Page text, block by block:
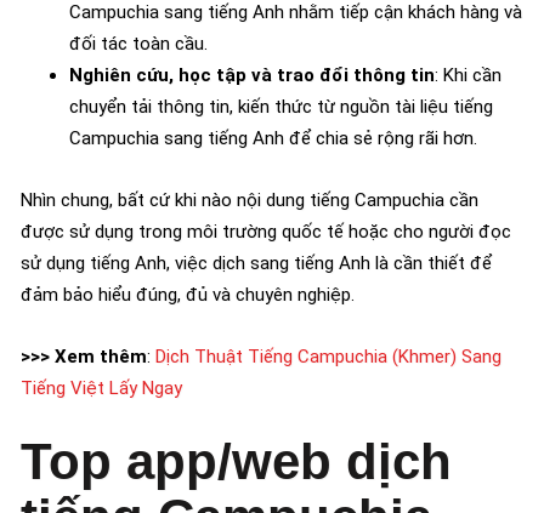
Campuchia sang tiếng Anh nhằm tiếp cận khách hàng và
đối tác toàn cầu.
Nghiên cứu, học tập và trao đổi thông tin: Khi cần
chuyển tải thông tin, kiến thức từ nguồn tài liệu tiếng
Campuchia sang tiếng Anh để chia sẻ rộng rãi hơn.
Nhìn chung, bất cứ khi nào nội dung tiếng Campuchia cần
được sử dụng trong môi trường quốc tế hoặc cho người đọc
sử dụng tiếng Anh, việc dịch sang tiếng Anh là cần thiết để
đảm bảo hiểu đúng, đủ và chuyên nghiệp.
>>> Xem thêm: Dịch Thuật Tiếng Campuchia (Khmer) Sang
Tiếng Việt Lấy Ngay
Top app/web dịch